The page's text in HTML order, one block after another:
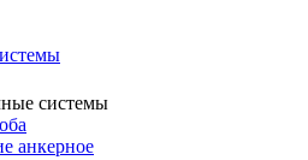
системы
анкерное